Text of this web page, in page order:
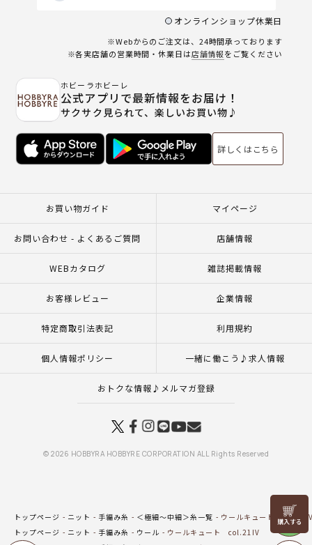
リリヤン
フェア
オンラインショップ休業日
※Webからのご注文は、24時間承っております
※各実店舗の営業時間・休業日は店舗情報をご覧ください
ホビーラホビーレ
公式アプリで最新情報をお届け！
サクサク見られて、楽しいお買い物♪
詳しくはこちら
お買い物ガイド マイページ
お問い合わせ - よくあるご質問 店舗情報
WEBカタログ 雑誌掲載情報
お客様レビュー 企業情報
特定商取引法表記 利用規約
個人情報ポリシー 一緒に働こう♪求人情報
おトクな情報♪メルマガ登録
© 2026 HOBBYRA HOBBYRE CORPORATION ALL Rights Reserved
トップページ ニット 手編み糸 ＜極細～中細＞糸一覧
ウールキュート
トップページ
ニット 手編み糸 ウール
ウールキュート col.21IV